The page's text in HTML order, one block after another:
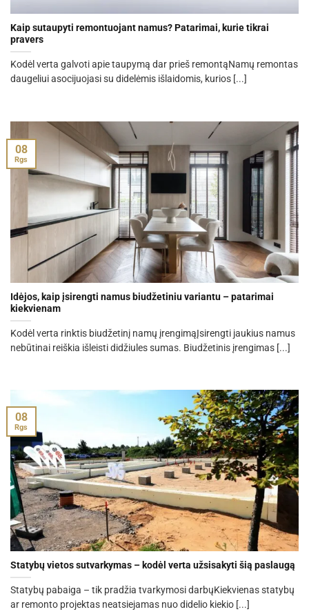
Kaip sutaupyti remontuojant namus? Patarimai, kurie tikrai
pravers
Kodėl verta galvoti apie taupymą dar prieš remontąNamų remontas
daugeliui asocijuojasi su didelėmis išlaidomis, kurios [...]
Idėjos, kaip įsirengti namus biudžetiniu variantu – patarimai
kiekvienam
Kodėl verta rinktis biudžetinį namų įrengimąĮsirengti jaukius namus
nebūtinai reiškia išleisti didžiules sumas. Biudžetinis įrengimas [...]
08
Rgs
Statybų vietos sutvarkymas – kodėl verta užsisakyti šią paslaugą
Statybų pabaiga – tik pradžia tvarkymosi darbųKiekvienas statybų
ar remonto projektas neatsiejamas nuo didelio kiekio [...]
08
Rgs